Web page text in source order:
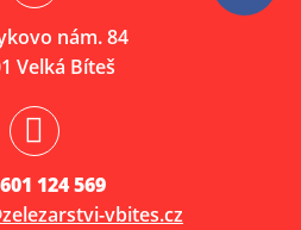
nám. 84
Velká Bíteš
601 124 569
vbites.cz